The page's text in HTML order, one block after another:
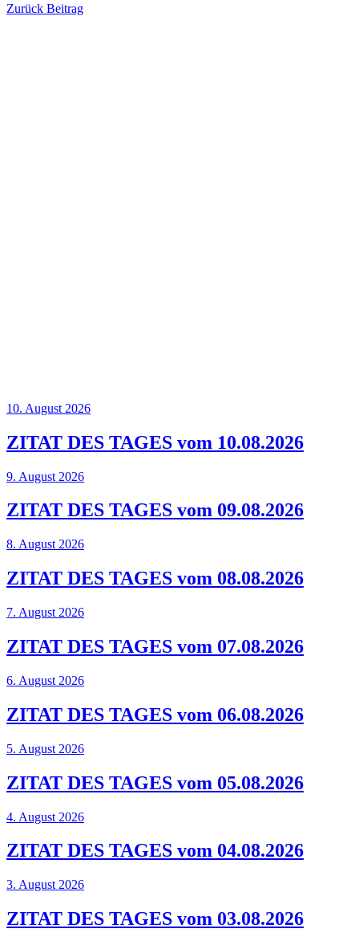
Zurück Beitrag
10. August 2026
ZITAT DES TAGES vom 10.08.2026
9. August 2026
ZITAT DES TAGES vom 09.08.2026
8. August 2026
ZITAT DES TAGES vom 08.08.2026
7. August 2026
ZITAT DES TAGES vom 07.08.2026
6. August 2026
ZITAT DES TAGES vom 06.08.2026
5. August 2026
ZITAT DES TAGES vom 05.08.2026
4. August 2026
ZITAT DES TAGES vom 04.08.2026
3. August 2026
ZITAT DES TAGES vom 03.08.2026